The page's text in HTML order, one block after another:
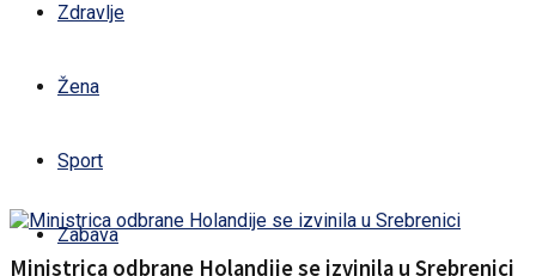
Zdravlje
Žena
Sport
Zabava
Ministrica odbrane Holandije se izvinila u Srebrenici